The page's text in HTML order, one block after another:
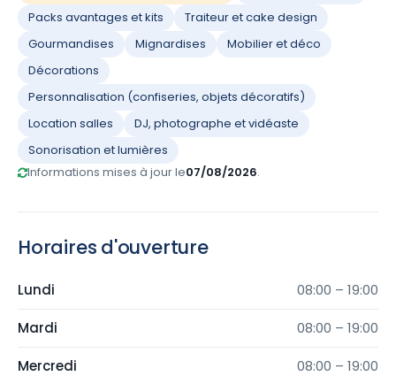
Packs avantages et kits
Traiteur et cake design
Gourmandises
Mignardises
Mobilier et déco
Décorations
Personnalisation (confiseries, objets décoratifs)
Location salles
DJ, photographe et vidéaste
Sonorisation et lumières
Informations mises à jour le07/08/2026.
Horaires d'ouverture
Lundi 08:00 – 19:00
Mardi 08:00 – 19:00
Mercredi 08:00 – 19:00